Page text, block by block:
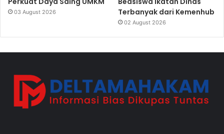
03 August 2026
Terbanyak dari Kemenhub
02 August 2026